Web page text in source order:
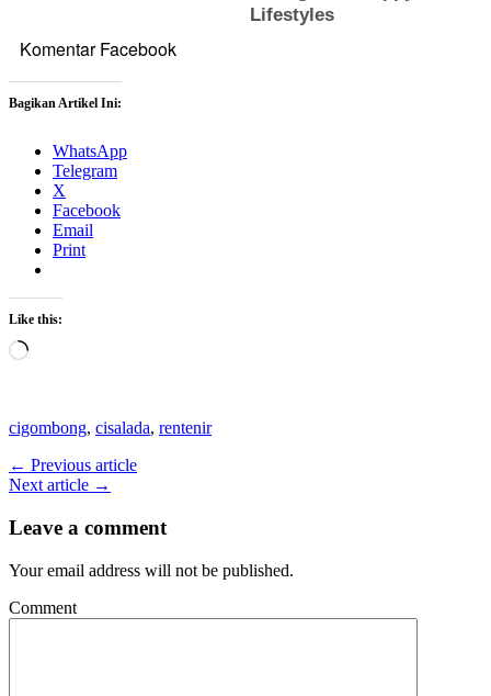
Komentar Facebook
Bagikan Artikel Ini:
WhatsApp
Telegram
X
Facebook
Email
Print
Like this:
Loading…
cigombong, cisalada, rentenir
← Previous article
Next article →
Leave a comment
Your email address will not be published.
Comment